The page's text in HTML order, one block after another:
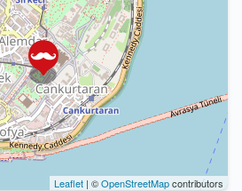
Leaflet | ©OpenStreetMapcontributors